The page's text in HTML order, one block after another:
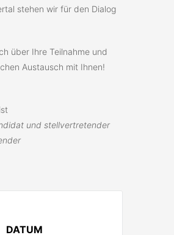
stehen wir für den Dialog
über Ihre Teilnahme und
Austausch mit Ihnen!
und stellvertretender
DATUM